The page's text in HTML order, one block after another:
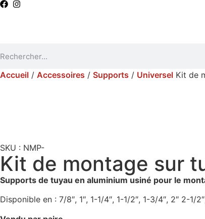
Accueil / Accessoires / Supports / Universel Kit de
SKU : NMP-
Kit de montage sur
Supports de tuyau en aluminium usiné pour le
Disponible en : 7/8″, 1″, 1-1/4″, 1-1/2″, 1-3/4″, 2″ 2-1/